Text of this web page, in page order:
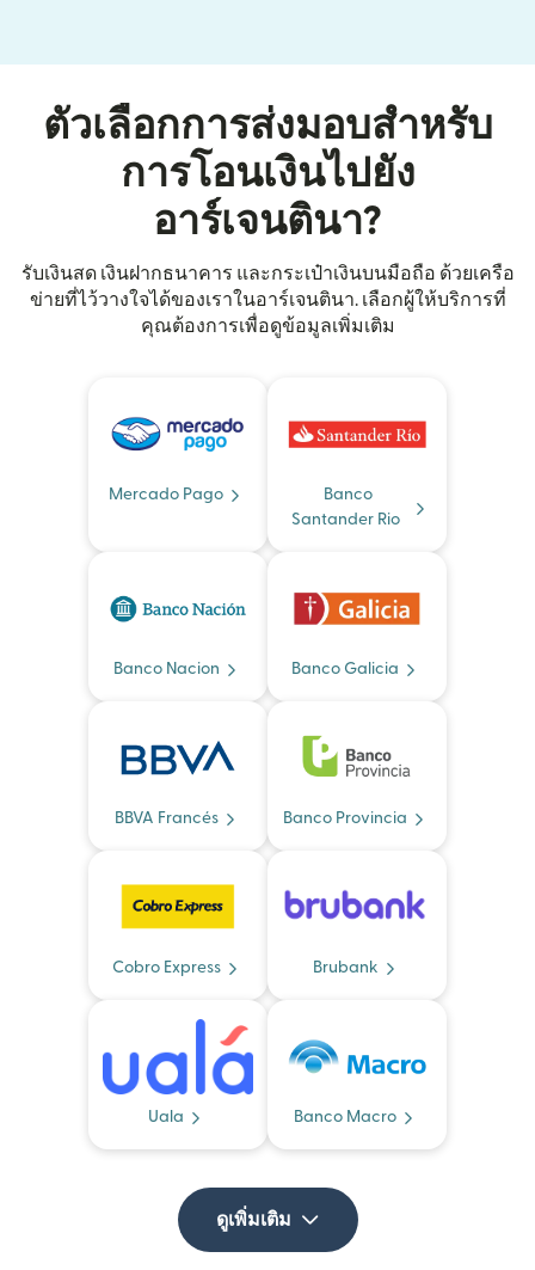
ตัวเลือกการส่งมอบสำหรับ
การโอนเงินไปยัง
อาร์เจนตินา?
รับเงินสด เงินฝากธนาคาร และกระเป๋าเงินบนมือถือ ด้วยเครือ
ข่ายที่ไว้วางใจได้ของเราในอาร์เจนตินา. เลือกผู้ให้บริการที่
คุณต้องการเพื่อดูข้อมูลเพิ่มเติม
Mercado Pago
Banco
Santander Rio
Banco Nacion Banco Galicia
BBVA Francés Banco Provincia
Cobro Express Brubank
Uala Banco Macro
ดูเพิ่มเติม